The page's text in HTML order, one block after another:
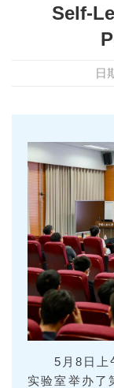
Self-
日
5月8日上
实验室举办了